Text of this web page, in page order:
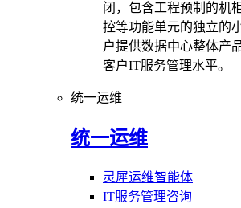
闭，包含工程预制的机
控等功能单元的独立的
户提供数据中心整体产
客户IT服务管理水平。
统一运维
统一运维
灵犀运维智能体
IT服务管理咨询